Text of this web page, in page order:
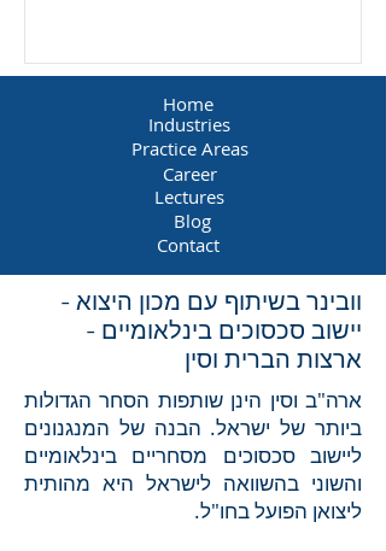
Contact
Blog
Lectures
Career
Practice Areas
Industries
Home
וובינר בשיתוף עם מכון היצוא -
יישוב סכסוכים בינלאומיים -
ארצות הברית וסין
ארה"ב וסין הינן שותפות הסחר הגדולות
ביותר של ישראל. הבנה של המנגנונים
ליישוב סכסוכים מסחריים בינלאומיים
והשוני בהשוואה לישראל היא מהותית
ליצואן הפועל בחו"ל.